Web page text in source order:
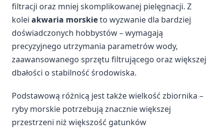
filtracji oraz mniej skomplikowanej pielęgnacji. Z
kolei akwaria morskieto wyzwanie dla bardziej
doświadczonych hobbystów – wymagają
precyzyjnego utrzymania parametrów wody,
zaawansowanego sprzętu filtrującego oraz większej
dbałości o stabilność środowiska.
Podstawową różnicą jest także wielkość zbiornika –
ryby morskie potrzebują znacznie większej
przestrzeni niż większość gatunków